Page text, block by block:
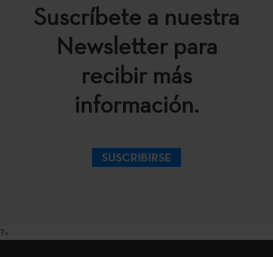
Suscríbete a nuestra
Newsletter para
recibir más
información.
SUSCRIBIRSE
?>